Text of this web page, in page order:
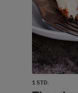
1 STD.